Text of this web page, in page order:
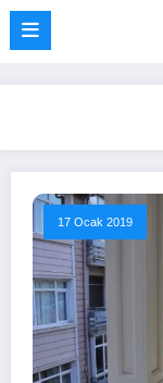
İçeriğe
17 Ocak 2019